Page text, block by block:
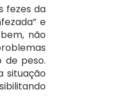
fezes da
e
não
de peso.
situação